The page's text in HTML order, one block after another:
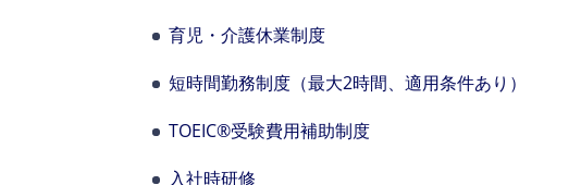
育児・介護休業制度
短時間勤務制度（最大2時間、適用条件あり）
TOEIC®受験費用補助制度
入社時研修